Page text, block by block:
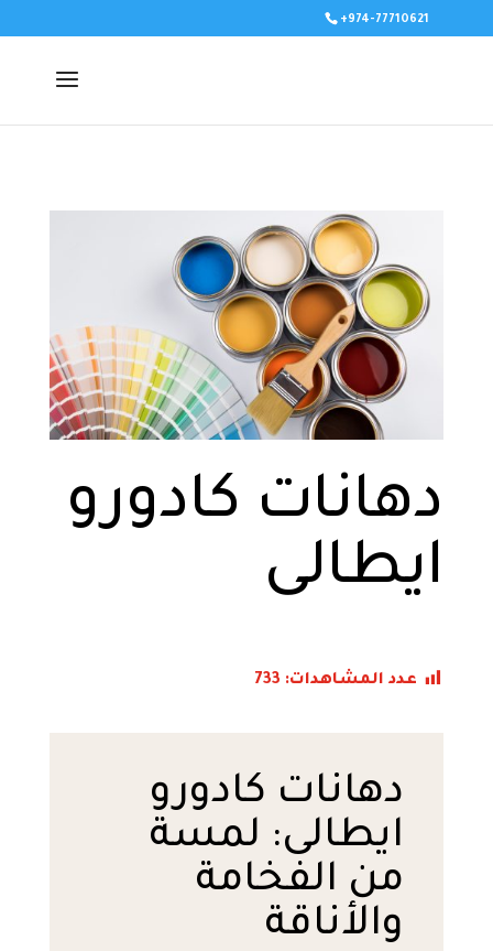
+974-77710621
دهانات كادورو
ايطالى
عدد المشاهدات: 733
دهانات كادورو
ايطالى: لمسة
من الفخامة
والأناقة